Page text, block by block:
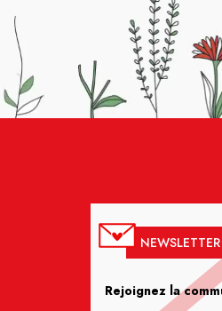
NEWSLETTER
Rejoignez la